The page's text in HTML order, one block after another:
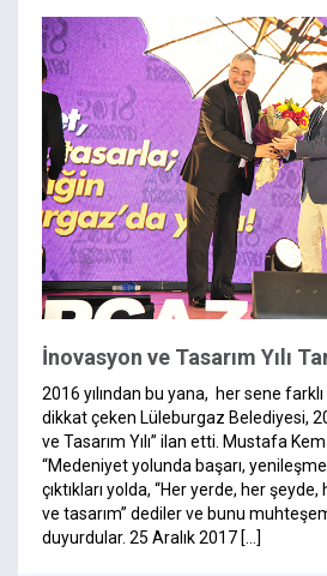
İnovasyon ve Tasarım Yılı
2016 yılından bu yana, her sene
dikkat çeken Lüleburgaz Belediyesi,
ve Tasarım Yılı” ilan etti. Mustafa
“Medeniyet yolunda başarı,
çıktıkları yolda, “Her yerde, her
ve tasarım” dediler ve bunu
duyurdular. 25 Aralık 2017 […]